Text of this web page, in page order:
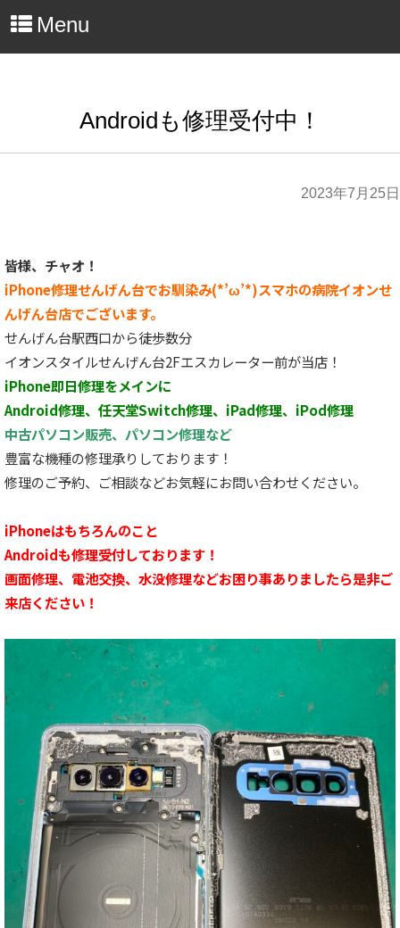
Menu
Androidも修理受付中！
2023年7月25日
皆様、チャオ！
iPhone修理せんげん台でお馴染み(*’ω’*)スマホの病院イオンせ
んげん台店でございます。
せんげん台駅西口から徒歩数分
イオンスタイルせんげん台2Fエスカレーター前が当店！
iPhone即日修理をメインに
Android修理、任天堂Switch修理、iPad修理、iPod修理
中古パソコン販売、パソコン修理など
豊富な機種の修理承りしております！
修理のご予約、ご相談などお気軽にお問い合わせください。
iPhoneはもちろんのこと
Androidも修理受付しております！
画面修理、電池交換、水没修理などお困り事ありましたら是非ご
来店ください！